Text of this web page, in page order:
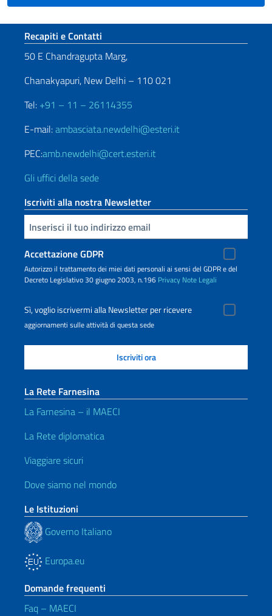
Sezione footer
Recapiti e Contatti
50 E Chandragupta Marg,
Chanakyapuri, New Delhi – 110 021
Tel: +91 – 11 – 26114355
E-mail:ambasciata.newdelhi@esteri.it
PEC:amb.newdelhi@cert.esteri.it
Gli uffici della sede
Iscriviti alla nostra Newsletter
Inserisci la tua email
Accettazione GDPR
Autorizzo il trattamento dei miei dati personali ai sensi del GDPR e del
Decreto Legislativo 30 giugno 2003, n.196 Privacy Note Legali
Sì, voglio iscrivermi alla Newsletter per ricevere
aggiornamenti sulle attività di questa sede
La Rete Farnesina
La Farnesina – il MAECI
La Rete diplomatica
Viaggiare sicuri
Dove siamo nel mondo
Le Istituzioni
Governo Italiano
Europa.eu
Domande frequenti
Faq – MAECI